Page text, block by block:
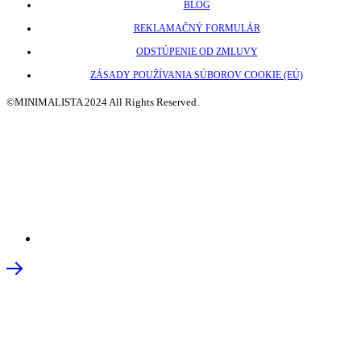
BLOG
REKLAMAČNÝ FORMULÁR
ODSTÚPENIE OD ZMLUVY
ZÁSADY POUŽÍVANIA SÚBOROV COOKIE (EÚ)
©MINIMALISTA 2024 All Rights Reserved.